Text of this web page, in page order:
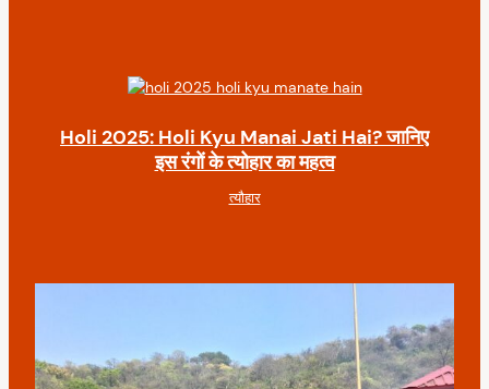
Holi 2025: Holi Kyu Manai Jati Hai? जानिए
इस रंगों के त्योहार का महत्व
त्यौहार